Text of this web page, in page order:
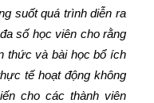
suốt quá trình diễn ra
số học viên cho rằng
thức và bài học bổ ích
tế hoạt động không
cho các thành viên